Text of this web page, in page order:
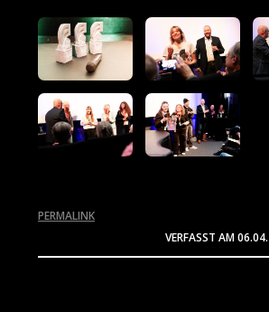
VERFASST AM
PERMALINK